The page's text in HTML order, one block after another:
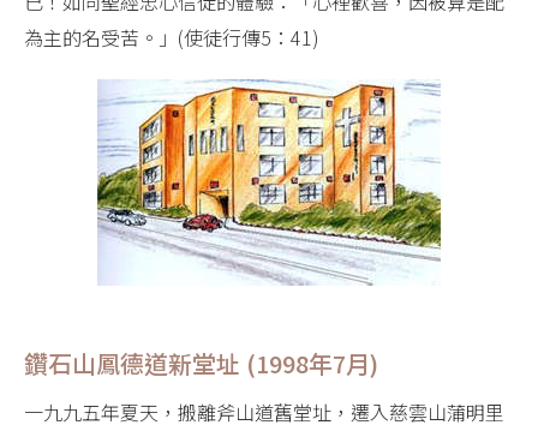
為主的名受苦。」(使徒行傳5：41)
鑽石山鳳德道新堂址 (1998年7月)
一九九五年夏天，搬離斧山道舊堂址，遷入慈雲山蒲明里